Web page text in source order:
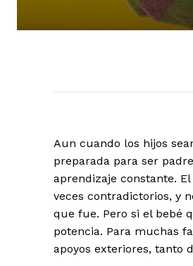
Aun cuando los hijos
preparada para ser
aprendizaje constante.
veces contradictorios, y
que fue. Pero si el bebé
potencia. Para muchas
apoyos exteriores, tanto